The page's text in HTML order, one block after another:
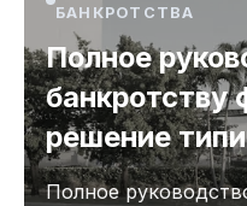
БАНКРОТСТВА
Полное
банкротству
решение
Полное